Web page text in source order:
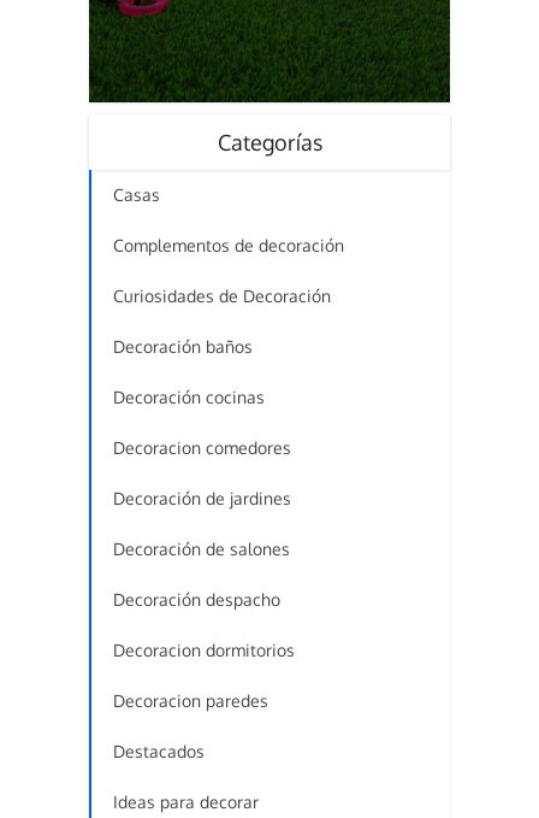
Categorías
Casas
Complementos de decoración
Curiosidades de Decoración
Decoración baños
Decoración cocinas
Decoracion comedores
Decoración de jardines
Decoración de salones
Decoración despacho
Decoracion dormitorios
Decoracion paredes
Destacados
Ideas para decorar